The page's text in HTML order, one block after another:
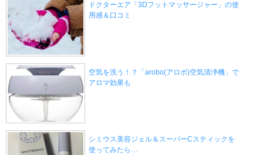
ドクターエア「3Dフットマッサージャー」の使
用感＆口コミ
空気を洗う！？「arobo(アロボ)空気清浄機」で
アロマ効果も
シミウス美容ジェル＆スーパーCスティックを
使ってみたら…